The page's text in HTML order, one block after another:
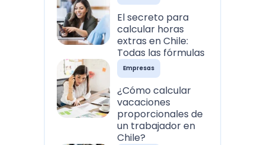
El secreto para
calcular horas
extras en Chile:
Todas las fórmulas
Empresas
¿Cómo calcular
vacaciones
proporcionales de
un trabajador en
Chile?